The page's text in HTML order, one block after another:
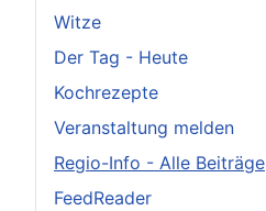
Witze
Der Tag - Heute
Kochrezepte
Veranstaltung melden
Regio-Info - Alle Beiträge
FeedReader